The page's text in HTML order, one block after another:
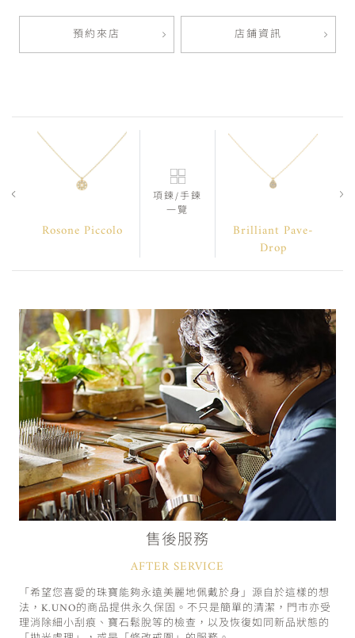
預約來店 店鋪資訊
Rosone Piccolo
項鍊/手鍊
一覽
Brilliant Pave-
Drop
售後服務
AFTER SERVICE
「希望您喜愛的珠寶能夠永遠美麗地佩戴於身」源自於這樣的想
法，K.UNO的商品提供永久保固。不只是簡單的清潔，門市亦受
理消除細小刮痕、寶石鬆脫等的檢查，以及恢復如同新品狀態的